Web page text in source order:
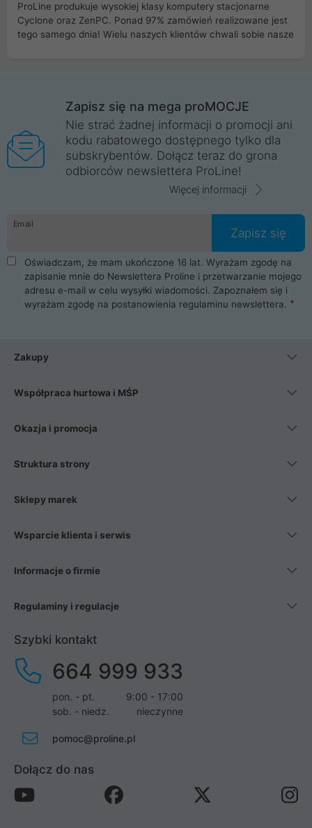
ProLine produkuje wysokiej klasy komputery stacjonarne
Cyclone oraz ZenPC. Ponad 97% zamówień realizowane jest
tego samego dnia! Wielu naszych klientów chwali sobie nasze
Wrocław, Poznań, Legnica, Katowice, Gliwice, Kalisz, Bytom,
Trzebnica, Opole. Szybka i profesjonalna obsługa!
ProLine to polska firma ze 100% polskim kapitałem. Działamy
legalnie i płacimy podatki w naszym kraju! Posiadamy siedzibę
główną w Mirkowie oraz salony na terenie kraju. Cała
komunikacja ze sklepem komputerowym ProLine jest
danych osobowych. Dlatego zakup notebooka albo laptopa w
ProLine to czysta przyjemność i pełne bezpieczeństwo.
Zaopatrzysz się u nas w akcesoria i części komputerowe
takie jak procesory, karty graficzne, płyty główne, pamięci,
dyski SSD, M.2 oraz HDD. Nasi pracownicy pomogą Ci wybrać
najlepszy zasilacz komputerowy oraz obudowę do komputera.
Poza komputerami mamy również najlepsze na rynku
Smartfony takich producentów jak Xiaomi, Apple, Samsung i
wentylatory. Na koniec mając już to wszystko, możesz
Zapisz się na mega proMOCJE
Nie strać żadnej informacji o promocji ani
kodu rabatowego dostępnego tylko dla
subskrybentów. Dołącz teraz do grona
odbiorców newslettera ProLine!
Więcej informacji
Email
Zapisz się
Oświadczam, że mam ukończone 16 lat. Wyrażam zgodę na
zapisanie mnie do Newslettera Proline i przetwarzanie mojego
adresu e-mail w celu wysyłki wiadomości. Zapoznałem się i
wyrażam zgodę na postanowienia regulaminu newslettera.
Zakupy
Współpraca hurtowa i MŚP
Okazja i promocja
Struktura strony
Sklepy marek
Wsparcie klienta i serwis
Informacje o firmie
Regulaminy i regulacje
Szybki kontakt
664 999 933
pon. - pt.
9:00 - 17:00
sob. - niedz.
nieczynne
pomoc@proline.pl
Dołącz do nas